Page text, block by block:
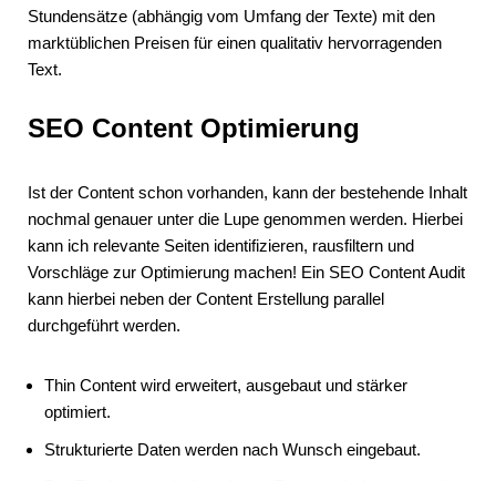
Stundensätze (abhängig vom Umfang der Texte) mit den
marktüblichen Preisen für einen qualitativ hervorragenden
Text.
SEO Content Optimierung
Ist der Content schon vorhanden, kann der bestehende Inhalt
nochmal genauer unter die Lupe genommen werden. Hierbei
kann ich relevante Seiten identifizieren, rausfiltern und
Vorschläge zur Optimierung machen! Ein SEO Content Audit
kann hierbei neben der Content Erstellung parallel
durchgeführt werden.
Thin Content wird erweitert, ausgebaut und stärker
optimiert.
Strukturierte Daten werden nach Wunsch eingebaut.